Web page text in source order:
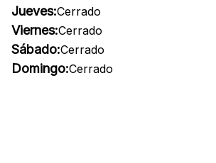
Jueves:Cerrado
Viernes:Cerrado
Sábado:Cerrado
Domingo:Cerrado